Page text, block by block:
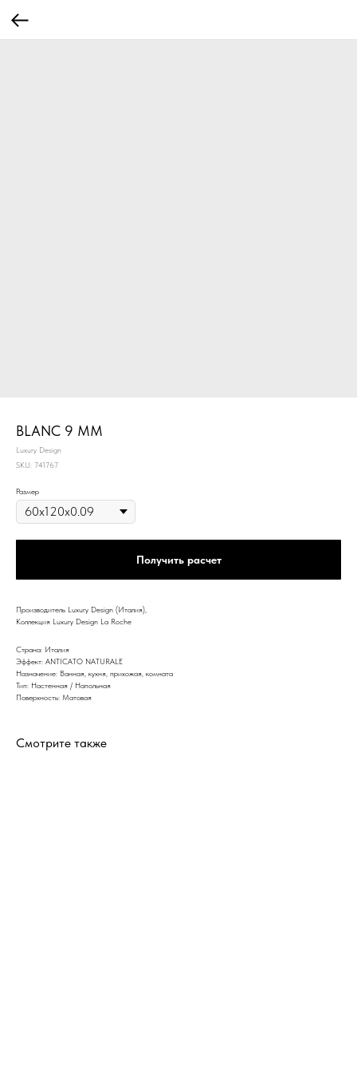
BLANC 9 ММ
Luxury Design
SKU: 741767
Размер
Получить расчет
Производитель Luxury Design (Италия),
Коллекция Luxury Design La Roche
Страна: Италия
Эффект: ANTICATO NATURALE
Назначение: Ванная, кухня, прихожая, комната
Тип: Настенная / Напольная
Поверхность: Матовая
Смотрите также